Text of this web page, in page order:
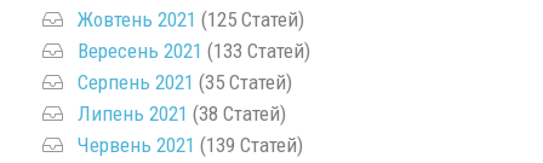
Жовтень 2021 (125 Статей)
Вересень 2021 (133 Статей)
Серпень 2021 (35 Статей)
Липень 2021 (38 Статей)
Червень 2021 (139 Статей)